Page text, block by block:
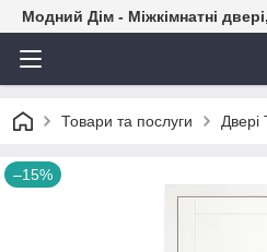
Модний Дім - Міжкімнатні
Товари та послуги Двері
–15%